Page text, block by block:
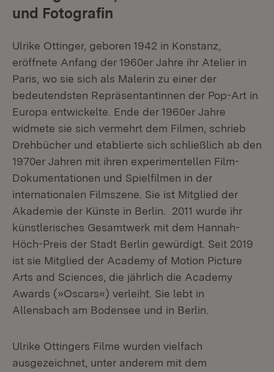
und Fotografin
Ulrike Ottinger, geboren 1942 in Konstanz,
eröffnete Anfang der 1960er Jahre ihr Atelier in
Paris, wo sie sich als Malerin zu einer der
bedeutendsten Repräsentan­tinnen der Pop-Art in
Europa entwickelte. Ende der 1960er Jahre
widmete sie sich vermehrt dem Filmen, schrieb
Drehbücher und etablierte sich schließlich ab den
1970er Jahren mit ihren experimentellen Film-
Dokumentationen und Spielfilmen in der
internationalen Filmszene. Sie ist Mitglied der
Akademie der Künste in Berlin. 2011 wurde ihr
künstlerisches Gesamtwerk mit dem Hannah-
Höch-Preis der Stadt Berlin gewürdigt. Seit 2019
ist sie Mitglied der Academy of Motion Picture
Arts and Sciences, die jährlich die Academy
Awards (»Oscars«) verleiht. Sie lebt in
Allensbach am Bodensee und in Berlin.
Ulrike Ottingers Filme wurden vielfach
ausgezeichnet, unter anderem mit dem